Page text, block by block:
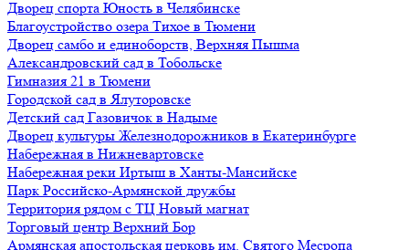
Дворец спорта Юность в Челябинске
Благоустройство озера Тихое в Тюмени
Дворец самбо и единоборств, Верхняя Пышма
Александровский сад в Тобольске
Гимназия 21 в Тюмени
Городской сад в Ялуторовске
Детский сад Газовичок в Надыме
Дворец культуры Железнодорожников в Екатеринбурге
Набережная в Нижневартовске
Набережная реки Иртыш в Ханты-Мансийске
Парк Российско-Армянской дружбы
Территория рядом с ТЦ Новый магнат
Торговый центр Верхний Бор
Армянская апостольская церковь им. Святого Месропа